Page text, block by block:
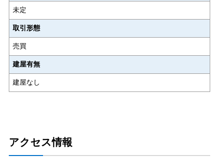
未定
取引形態
売買
建屋有無
建屋なし
アクセス情報